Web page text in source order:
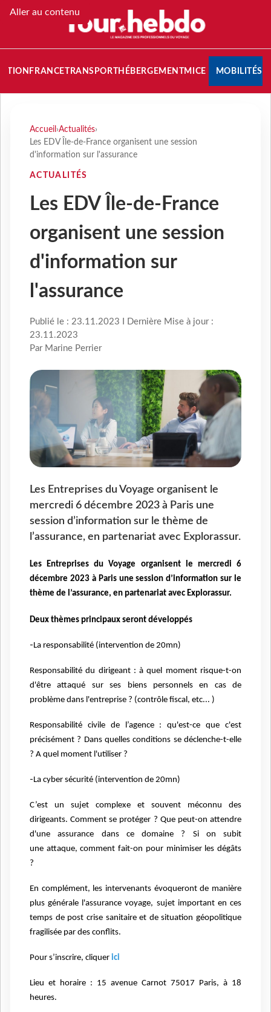
Aller au contenu
FRANCETRANSPORT HÉBERGEMENTMICE MOBILITÉS
Accueil ›Actualités›
Les EDV Île-de-France organisent une session
d'information sur l'assurance
ACTUALITÉS
Les EDV Île-de-France
organisent une session
d'information sur
l'assurance
Publié le : 23.11.2023 I Dernière Mise à jour :
23.11.2023
Par Marine Perrier
Les Entreprises du Voyage organisent le
mercredi 6 décembre 2023 à Paris une
session d’information sur le thème de
l’assurance, en partenariat avec Explorassur.
Les Entreprises du Voyage organisent le mercredi 6
décembre 2023 à Paris une session d’informationsur le
thème de l’assurance, en partenariat avec Explorassur.
Deux thèmes principaux seront développés
-La responsabilité (intervention de 20mn)
Responsabilité du dirigeant : à quel moment risque-t-on
d'être attaqué sur ses biens personnels en cas de
problème dans l'entreprise ? (contrôle fiscal, etc... )
Responsabilité civile de l’agence : qu'est-ce que c'est
précisément ? Dans quelles conditions se déclenche-t-elle
? A quel moment l'utiliser ?
-La cyber sécurité (intervention de 20mn)
C’est un sujet complexe et souvent méconnu des
dirigeants.Comment se protéger ? Que peut-on attendre
d'une assurance dans ce domaine ? Si on subit
une attaque, comment fait-on pour minimiser les dégâts
?
En complément, les intervenants évoqueront de manière
plus générale l'assurance voyage, sujet important en ces
temps de post crise sanitaire et de situation géopolitique
fragilisée par des conflits.
Pour s’inscrire, cliquer ici
Lieu et horaire : 15 avenue Carnot 75017 Paris, à 18
heures.